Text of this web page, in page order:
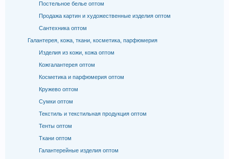
Постельное белье оптом
Продажа картин и художественные изделия оптом
Сантехника оптом
Галантерея, кожа, ткани, косметика, парфюмерия
Изделия из кожи, кожа оптом
Кожгалантерея оптом
Косметика и парфюмерия оптом
Кружево оптом
Сумки оптом
Текстиль и текстильная продукция оптом
Тенты оптом
Ткани оптом
Галантерейные изделия оптом